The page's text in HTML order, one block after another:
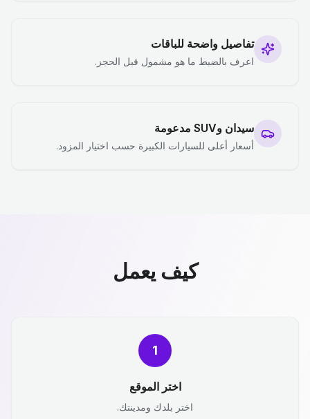
تفاصيل واضحة للباقات
اعرف بالضبط ما هو مشمول قبل الحجز.
سيدان وSUV مدعومة
أسعار أعلى للسيارات الكبيرة حسب اختيار المزود.
كيف يعمل
1
اختر الموقع
اختر بلدك ومدينتك.